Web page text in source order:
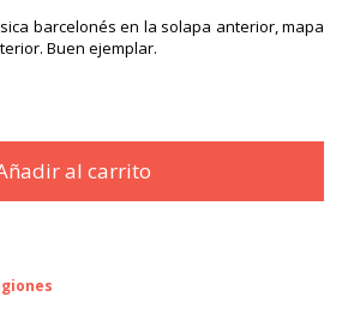
barcelonés en la solapa anterior, mapa
Buen ejemplar.
al carrito